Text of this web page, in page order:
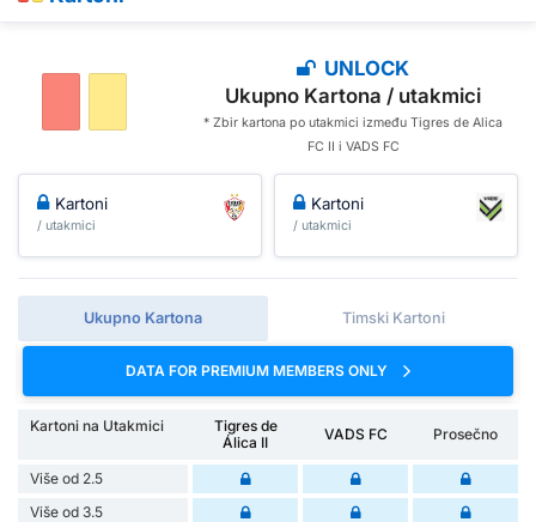
UNLOCK
Ukupno Kartona / utakmici
* Zbir kartona po utakmici između Tigres de Alica
FC II i VADS FC
Kartoni
/ utakmici
Kartoni
/ utakmici
Ukupno Kartona Timski Kartoni
DATA FOR PREMIUM MEMBERS ONLY
Kartoni na Utakmici
Tigres de
Álica II
VADS FC Prosečno
Više od 2.5
Više od 3.5